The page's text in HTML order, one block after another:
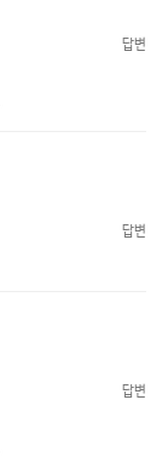
답변
답변
답변